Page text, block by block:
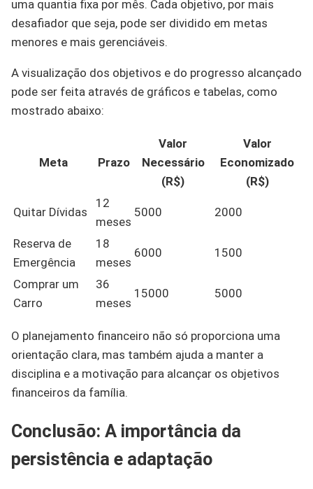
uma quantia fixa por mês. Cada objetivo, por mais
desafiador que seja, pode ser dividido em metas
menores e mais gerenciáveis.
A visualização dos objetivos e do progresso alcançado
pode ser feita através de gráficos e tabelas, como
mostrado abaixo:
Meta Prazo
Valor
Necessário
(R$)
Valor
Economizado
(R$)
Quitar Dívidas
12
meses
5000 2000
Reserva de
Emergência
18
meses
6000 1500
Comprar um
Carro
36
meses
15000 5000
O planejamento financeiro não só proporciona uma
orientação clara, mas também ajuda a manter a
disciplina e a motivação para alcançar os objetivos
financeiros da família.
Conclusão: A importância da
persistência e adaptação